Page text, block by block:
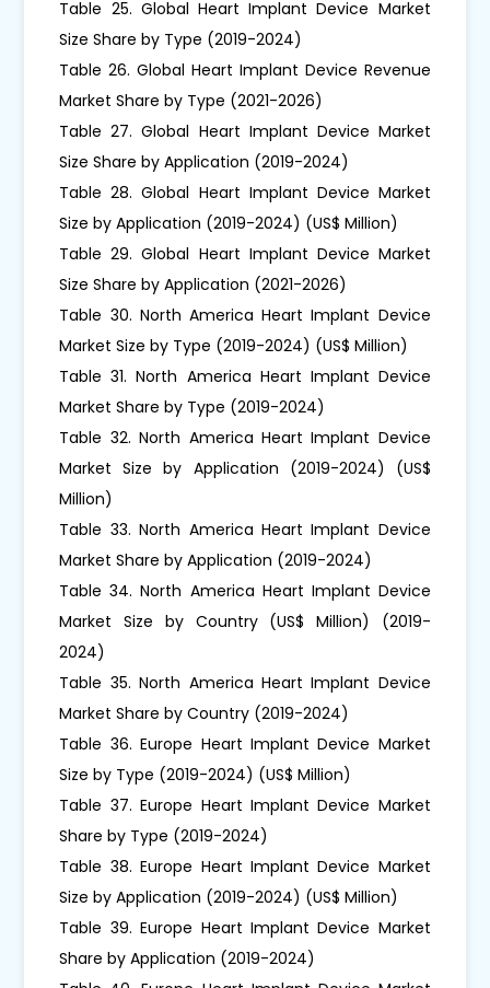
Table 25. Global Heart Implant Device Market
Size Share by Type (2019-2024)
Table 26. Global Heart Implant Device Revenue
Market Share by Type (2021-2026)
Table 27. Global Heart Implant Device Market
Size Share by Application (2019-2024)
Table 28. Global Heart Implant Device Market
Size by Application (2019-2024) (US$ Million)
Table 29. Global Heart Implant Device Market
Size Share by Application (2021-2026)
Table 30. North America Heart Implant Device
Market Size by Type (2019-2024) (US$ Million)
Table 31. North America Heart Implant Device
Market Share by Type (2019-2024)
Table 32. North America Heart Implant Device
Market Size by Application (2019-2024) (US$
Million)
Table 33. North America Heart Implant Device
Market Share by Application (2019-2024)
Table 34. North America Heart Implant Device
Market Size by Country (US$ Million) (2019-
2024)
Table 35. North America Heart Implant Device
Market Share by Country (2019-2024)
Table 36. Europe Heart Implant Device Market
Size by Type (2019-2024) (US$ Million)
Table 37. Europe Heart Implant Device Market
Share by Type (2019-2024)
Table 38. Europe Heart Implant Device Market
Size by Application (2019-2024) (US$ Million)
Table 39. Europe Heart Implant Device Market
Share by Application (2019-2024)